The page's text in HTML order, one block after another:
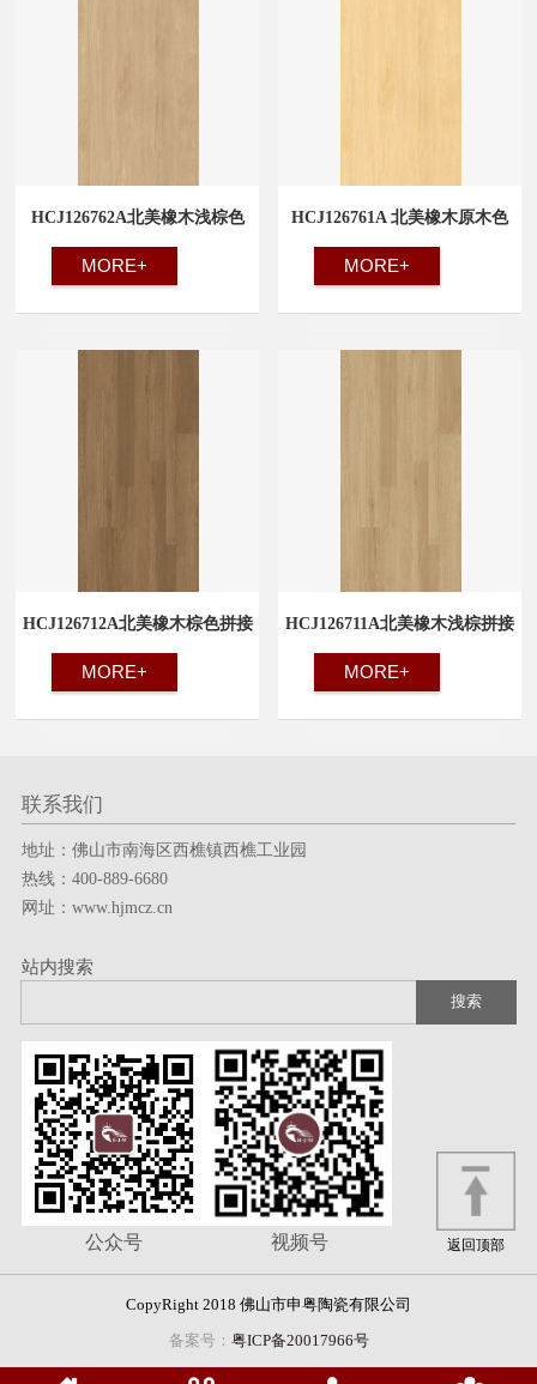
HCJ126762A北美橡木浅棕色
MORE+
HCJ126761A 北美橡木原木色
MORE+
HCJ126712A北美橡木棕色拼接
MORE+
HCJ126711A北美橡木浅棕拼接
MORE+
联系我们
地址：佛山市南海区西樵镇西樵工业园
热线：400-889-6680
网址：www.hjmcz.cn
站内搜索
公众号 视频号 返回顶部
CopyRight 2018 佛山市申粤陶瓷有限公司
备案号： 粤ICP备20017966号